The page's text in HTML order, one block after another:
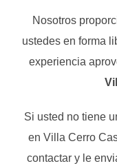
Nosotros
ustedes en forma
experiencia
Si usted no tiene
en Villa Cerro
contactar y le